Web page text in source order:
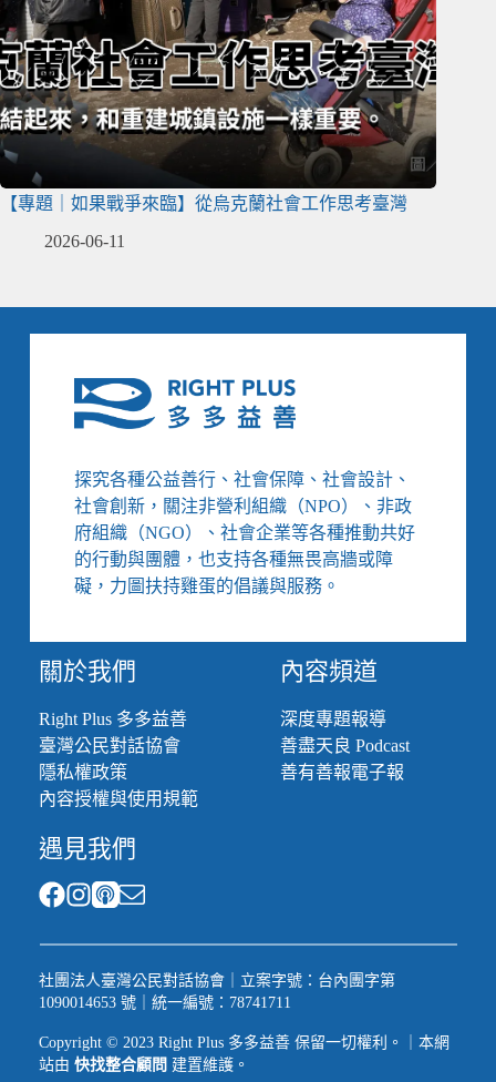
【專題｜如果戰爭來臨】從烏克蘭社會工作思考臺灣
2026-06-11
探究各種公益善行、社會保障、社會設計、
社會創新，關注非營利組織（NPO）、非政
府組織（NGO）、社會企業等各種推動共好
的行動與團體，也支持各種無畏高牆或障
礙，力圖扶持雞蛋的倡議與服務。
關於我們
Right Plus 多多益善
臺灣公民對話協會
隱私權政策
內容授權與使用規範
內容頻道
深度專題報導
善盡天良 Podcast
善有善報電子報
遇見我們
社團法人臺灣公民對話協會｜立案字號：台內團字第
1090014653 號｜統一編號：78741711
Copyright © 2023 Right Plus 多多益善 保留一切權利。｜本網
站由 快找整合顧問 建置維護。